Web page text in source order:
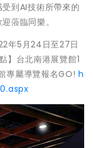
到AI技術所帶來的
蒞臨同樂。
年5月24日至27日
台北南港展覽館1
專屬導覽報名GO!h